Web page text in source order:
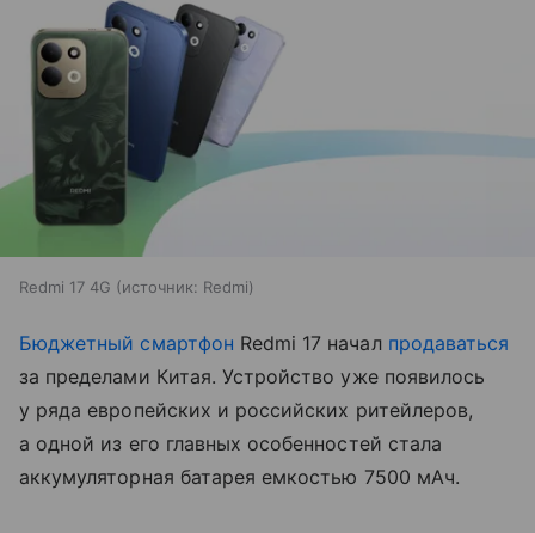
Redmi 17 4G источник: Redmi
Бюджетный смартфон Redmi 17 начал продаваться
за пределами Китая. Устройство уже появилось
у ряда европейских и российских ритейлеров,
а одной из его главных особенностей стала
аккумуляторная батарея емкостью 7500 мАч.